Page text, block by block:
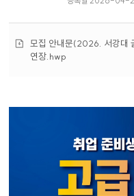
첨
부
모집 안내문(2026. 서강대
연장.hwp